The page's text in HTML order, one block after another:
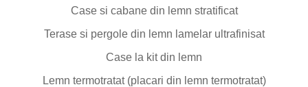
Case si cabane din lemn stratificat
Terase si pergole din lemn lamelar ultrafinisat
Case la kit din lemn
Lemn termotratat (placari din lemn termotratat)